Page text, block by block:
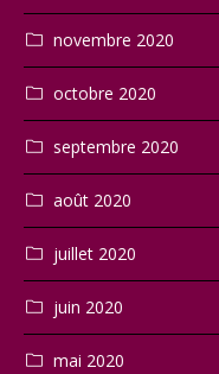
novembre 2020
octobre 2020
septembre 2020
août 2020
juillet 2020
juin 2020
mai 2020